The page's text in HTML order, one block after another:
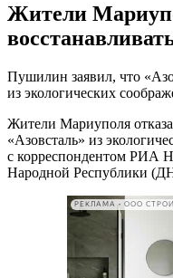
Жители
Пушилин заявил, что
из экологических
Жители Мариуполя
«Азовсталь» из
с корреспондентом РИА
Народной Республики